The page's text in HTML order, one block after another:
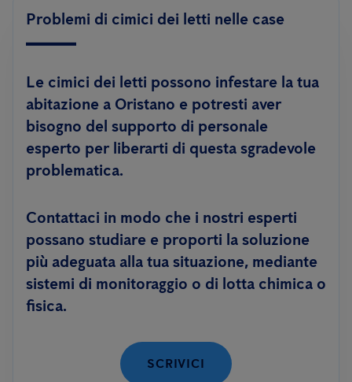
Problemi di cimici dei letti nelle case
Le cimici dei letti possono infestare la tua
abitazione a Oristano e potresti aver
bisogno del supporto di personale
esperto per liberarti di questa sgradevole
problematica.
Contattaci in modo che i nostri esperti
possano studiare e proporti la soluzione
più adeguata alla tua situazione, mediante
sistemi di monitoraggio o di lotta chimica o
fisica.
SCRIVICI